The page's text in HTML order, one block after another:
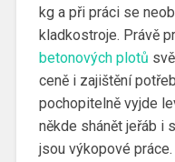
kg a při práci se
kladkostroje. Právě
betonových plotů
ceně i zajištění
pochopitelně vyjde
někde shánět jeřáb i
jsou výkopové